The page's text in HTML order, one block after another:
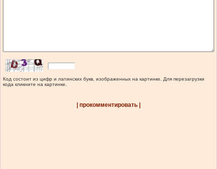
Код состоит из цифр и латинских букв, изображенных на картинке. Для перезагрузки
кода кликните на картинке.
| прокомментировать |